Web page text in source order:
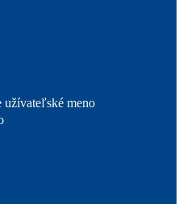
užívateľské meno